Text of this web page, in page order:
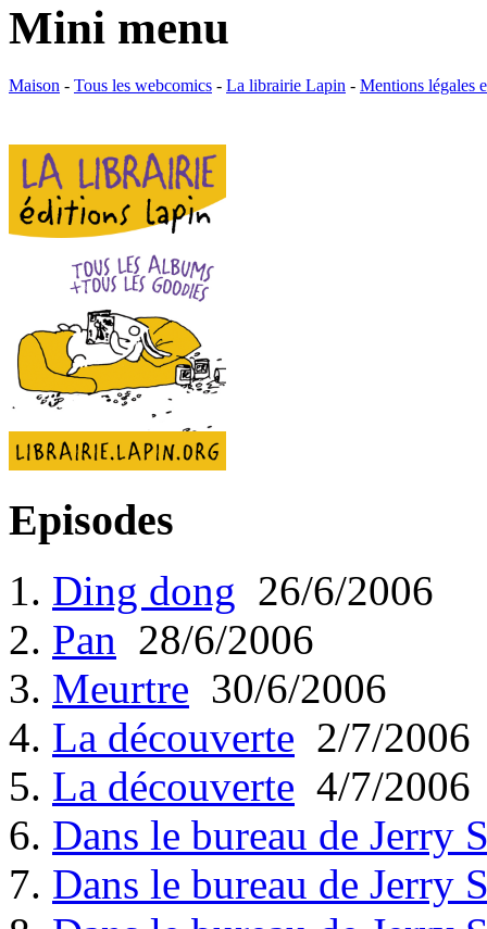
Mini menu
Maison - Tous les webcomics - La librairie Lapin - Mentions légales
Episodes
1. Ding dong 26/6/2006
2. Pan 28/6/2006
3. Meurtre 30/6/2006
4. La découverte 2/7/2006
5. La découverte 4/7/2006
6. Dans le bureau de Jerry
7. Dans le bureau de Jerry